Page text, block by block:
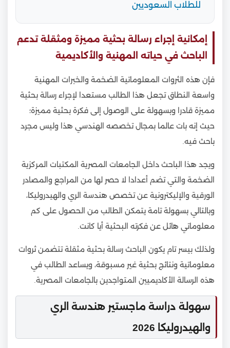
للطلاب السعوديين
إمكانية إجراء رسالة بحثية مميزة ومثقلة تدعم
الباحث في حياته المهنية والأكاديمية
فإن هذه الثروات المعلوماتية الضخمة والخبرات المهنية
واسعة النطاق تجعل هذا الطالب مستعدا لإجراء رسالة بحثية
مميزة قادرا وبسهولة على الوصول إلى فكرة بحثية مميزة؛
حيث إنه بات عالما بمجال تخصصه الهندسي هذا وليس مجرد
باحث فيه.
ويجد هذا الباحث داخل الجامعات المصرية المكتبات المركزية
الضخمة والتي تضم أعدادا لا حصر لها من المراجع والمصادر
الورقية والإليكترونية عن تخصص هندسة الري والهيدروليكا،
وبالتالي بسهولة تامة يتمكن الطالب من الحصول على كم
معلوماتي هائل عن فكرته البحثية أيا كانت.
ولذلك بيسر تام يكون الباحث رسالة بحثية مثقلة تتضمن ثروات
معلوماتية ونتائج بحثية غير مسبوقة، ويساعد الطالب في
هذه الرسالة الأكاديميين المتواجدين بالجامعات المصرية.
سهولة دراسة ماجستير هندسة الري
والهيدروليكا 2026